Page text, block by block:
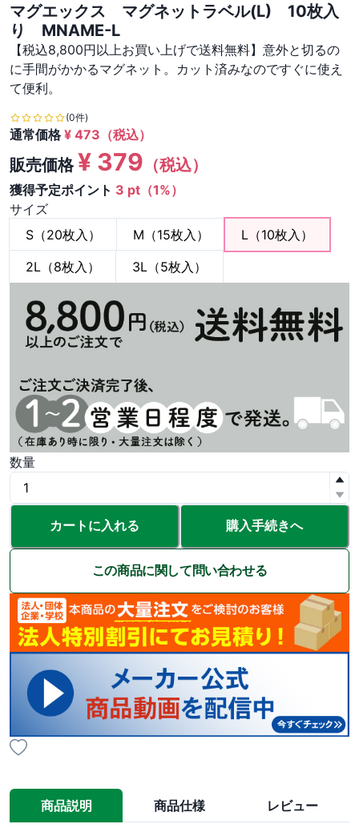
マグエックス マグネットラベル(L) 10枚入
り MNAME-L
【税込8,800円以上お買い上げで送料無料】意外と切るの
に手間がかかるマグネット。カット済みなのですぐに使え
て便利。
(0件)
通常価格¥ 473 （税込）
販売価格¥ 379 （税込）
獲得予定ポイント 3 pt（1%）
サイズ
S（20枚入）
M（15枚入）
L（10枚入）
2L（8枚入）
3L（5枚入）
数量
カートに入れる 購入手続きへ
この商品に関して問い合わせる
商品説明 商品仕様 レビュー